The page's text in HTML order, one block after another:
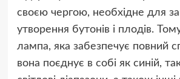
своєю чергою, необхідне для
утворення бутонів і плодів.
лампа, яка забезпечує повний
вона поєднує в собі як синій,